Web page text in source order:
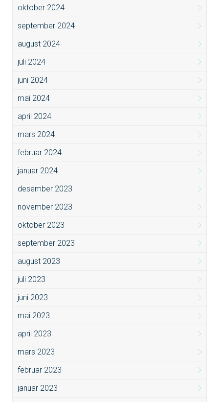
oktober 2024
september 2024
august 2024
juli 2024
juni 2024
mai 2024
april 2024
mars 2024
februar 2024
januar 2024
desember 2023
november 2023
oktober 2023
september 2023
august 2023
juli 2023
juni 2023
mai 2023
april 2023
mars 2023
februar 2023
januar 2023